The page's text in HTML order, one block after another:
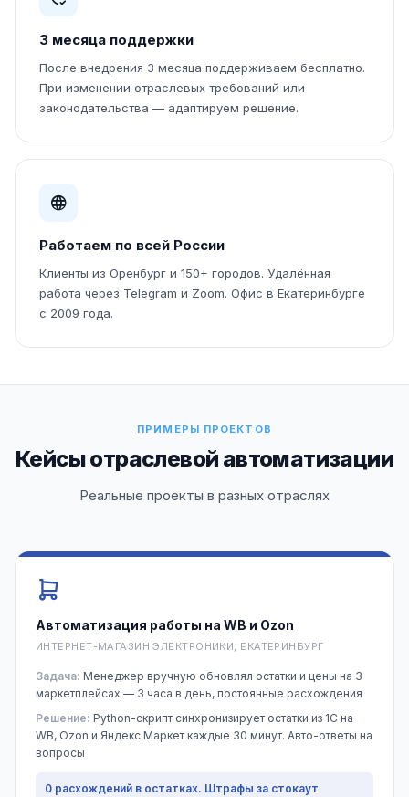
3 месяца поддержки
После внедрения 3 месяца поддерживаем бесплатно.
При изменении отраслевых требований или
законодательства — адаптируем решение.
Работаем по всей России
Клиенты из Оренбург и 150+ городов. Удалённая
работа через Telegram и Zoom. Офис в Екатеринбурге
с 2009 года.
ПРИМЕРЫ ПРОЕКТОВ
Кейсы отраслевой автоматизации
Реальные проекты в разных отраслях
Автоматизация работы на WB и Ozon
ИНТЕРНЕТ-МАГАЗИН ЭЛЕКТРОНИКИ, ЕКАТЕРИНБУРГ
Задача: Менеджер вручную обновлял остатки и цены на 3
маркетплейсах — 3 часа в день, постоянные расхождения
Решение: Python-скрипт синхронизирует остатки из 1С на
WB, Ozon и Яндекс Маркет каждые 30 минут. Авто-ответы на
вопросы
0 расхождений в остатках. Штрафы за стокаут